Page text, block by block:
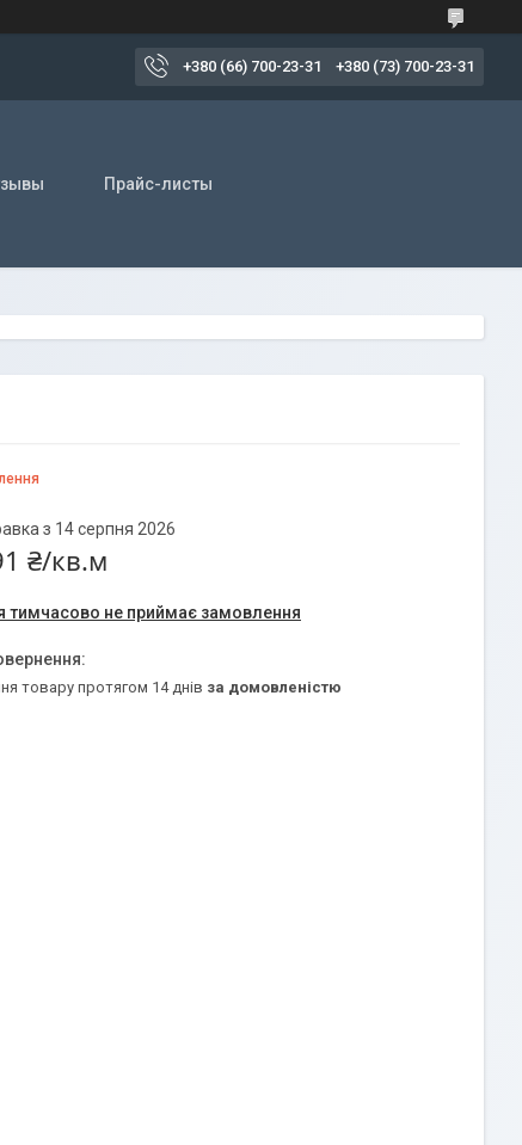
+380 (66) 700-23-31 +380 (73) 700-23-31
Прайс-листы
з 14 серпня 2026
₴/кв.м
тимчасово не приймає замовлення
товару протягом 14 днів за домовленістю